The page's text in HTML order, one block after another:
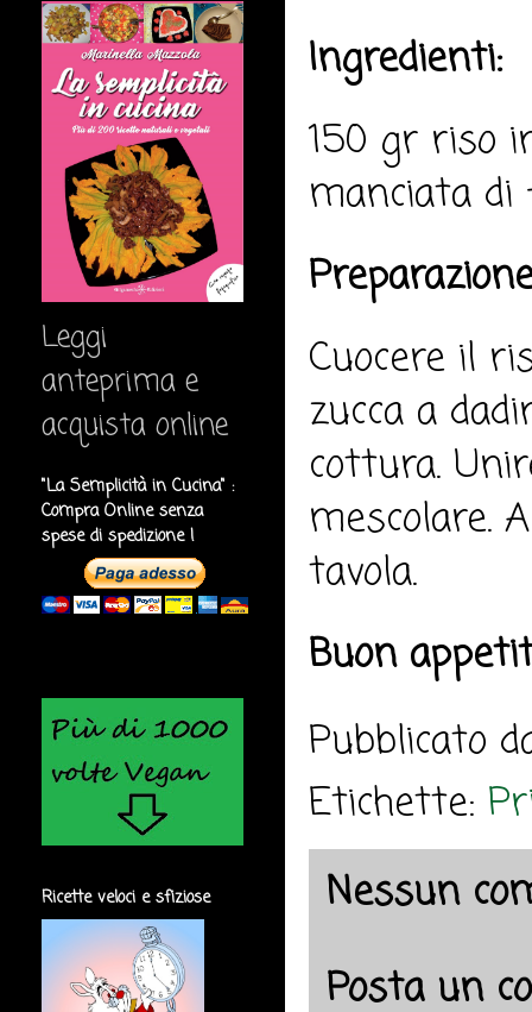
Ingredienti:
150 gr riso
manciata
Cuocere il
zucca a
cottura.
mescolare.
tavola.
Buon
Pubblicato
Etichette:
Nessun
Posta un
Leggi
anteprima e
acquista online
"La Semplicità in Cucina" :
Compra Online senza
spese di spedizione !
Ricette veloci e sfiziose